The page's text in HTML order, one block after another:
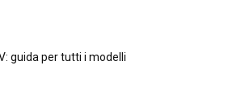
guida per tutti i modelli